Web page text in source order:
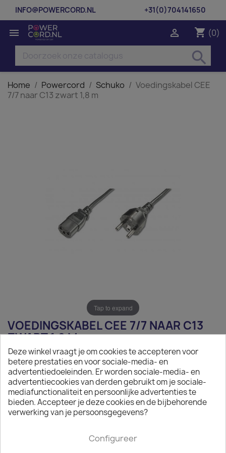
INFO@POWERCORD.NL +31(0)704141650
 shopping_cart (0)

search
Home Powercord Schuko
Voedingskabel CEE
7/7 naar C13 zwart 1,8 m
Tap to expand
VOEDINGSKABEL CEE 7/7 NAAR C13
ZWART 1,8 M
€ 4,70
Exclusief belasting
Voedingskabel CEE 7/7 naar C13 zwart 1,8 m
Op aanvraag
Deze winkel vraagt je om cookies te accepteren voor
betere prestaties en voor sociale-media- en
advertentiedoeleinden. Er worden sociale-media- en
advertentiecookies van derden gebruikt om je sociale-
mediafunctionaliteit en persoonlijke advertenties te
bieden. Accepteer je deze cookies en de bijbehorende
verwerking van je persoonsgegevens?
Configureer